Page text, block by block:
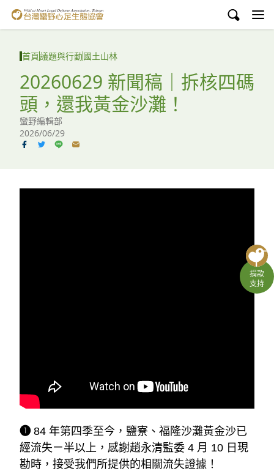
台灣蠻野心足生態協會
環境教育
白海豚媽祖宮
English
捐款
支持
首頁議題與行動國土山林
20260629 新聞稿｜拆核四碼
頭，還我黃金沙灘！
蠻野編輯部
2026/06/29
❶ 84 年第四季至今，鹽寮、福隆沙灘黃金沙已
經流失ㄧ半以上，感謝趙永清監委 4 月 10 日現
勘時，接受我們所提供的相關流失證據！